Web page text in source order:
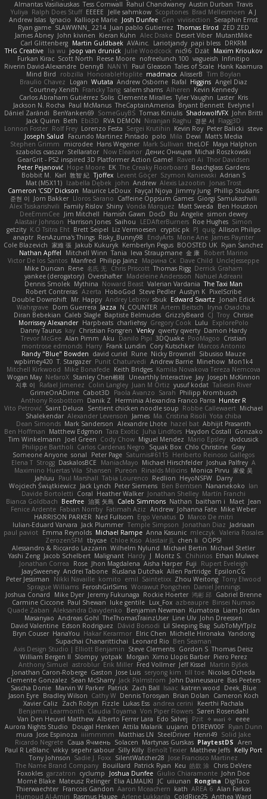
Almantas Vasiliauskas Tess Cornwall Rahul Chandwaney Austin Durban Travis
Yuliya Ralph Does Stuff EEEEE Jelle sahmkow Scopitones Brad Mellesmoen A J
Andrew Islas Ignacio Kalliope Marie Josh Dunfee Gen viviisection Seraphin Ernst
Ryan game SLAWWNN_ 2214 Juan pablo Gutierrez Thomas Elrod ZED ZED
James Abney John kivinen Kieran Kuhn Alec Drake Desert Viber MutantMike
Carl Glittenberg Martin Guldbaek AVAinc. Lariotjandy papi bless DRKRM
THG Creative lia wu joop van drunick Julie Woodcock nic96 Dzät Maxim Krioukov
Furkan Kirac Scott North Reese Moore nofreelunch 100 vagueish Infinitipo
Riverin David-Alexandre DennyB NAN YI Paul Gleason Tales of Scale Hank Kaamura
Mind Bird
robzilla HonorableHoplite madmacx AlisserB Tim Boylan
Braulio Chavez
Logan Wutata Andrew Osborne Rafal Higgins Angel Diaz
Courtney Xenith Francky Tang salem shams Alheren Kevin Kennedy
Carlos Abraham Gutiérrez Solis Clemente Miralles Tyler Vaughn Laster Kris
Jackson N. Rocha Paul McManus TheCaptainAmerica Bryant Bennett Evelyne I
Dániel Zarándi BenYanken69 SomeGuyBS Tomas Kiniulis ShadowolfVFX John Britti
Jack Quinn Beth Ebi3D RVA DEMON Niranjan Raghu 경문 서 Flagg3D
Lonnon Foster Rolf Frey Lorenzo Festa Sergei Krutihin Kevin Roy Peter Balicki steve
Joseph Salud
Facundo Martinez Pintado polo Mila Dewi
Matt's Media
Stephen Grimm
microdee Hans Wegener Mark Sullivan theLOF Maya Halphon
szabolcs csaszar Stellarator Now Eleanor Денис Оницев Michał Roszkowski
GearGrit - PS2 inspired 3D Platformer Action Game!
Raven Ai Thor Davidsen
Peter Pejanović Hope Moore EK The Creaky Floorboard Beachglass Gardens
Bobbit M. Karl 敦智 紀 Tjoffex Levent Göçer Szymon Kaniewski Adrian S
Mat (M5X11) Izabella Dębek john Andrew Alexis Lazootin
Jonas Trost
Cameron 'CSD' Dickson Maurice LeDoux Fayçal Njoya Jimmy Jung Phillip Studans
준현 이 Jorn Bakker Lloros Sarano Caffeine Oppsum Games Giorgi Samukashvili
Alex Tsiskarishvili
Family Rislov Shiny Vonda Marquez Matt Sweda
Ben Houston
DeeEmmCee Jim Mitchell Hamish Gawn DocD Bu Angelie simon dewey
Alastair Johnson Harrison Jones Saihou LEDAfterBurners Roe Hughes Simon
getzity K.O Tsitra Eht Brett Seipel Liz Vermoesen cryptic pk PJ quig Allison Philips
anaptr RenAzuma's Things Risky_Bunny98 EndyArts Mone Ane James Paynter
Cole Blazevich 家維 張 Jakub Kukuryk Kemberlyn Pegus BOOSTED UK Ryan Sanchez
Nathan Apffel
Mitchell Winn Tania Ieva Straupmane 金 康 Robert Marino
Victor De los Santos Manfred Philipp Jainz Марина Ск Dave Child UncleJesseppe
Mike Duncan Rene 名氏 无 Chris Priscott Thomas Rigg Derrick Graham
yankee (derogatory) Overshafter Madeleine Andersson Nahuel Adreani
Dennis Smolek Mythina Noward Beast Valerian Vardania The Taxi Man
Robert Contreras Azerta HoboGod Steve Pedler Austyn K PixelScribe
Double Downshift Mr. Happy Andrey Lebrov sbuk Edward Swartz
Jonah Edick
Wahrgrave Dom Guerrera Jazza N_COUNTER Artem Beitsch
Iryna Osadcha
Diran Bebekian Caleb Slagle Baptiste Belmudes GrizzlyBeard CJ Troy Chrisie
Morrissey Alexander Harpbeats charliehsy Gregory Cook Lulu
ExplorePolo
Danny Taurus kay Christian Forsgren Venky qwerty qwerty Damon Hardy
Trevor McGee Alan Pimm Aku Danilo Pipi 3DQuake PooMagoo Cristian
montrose edmonds Harry Frank Lundin Cory Kutschker Marcos Antonio
Randy "Blue" Bowden david curiel Rune Nicky Brownell Sibusiso Mauze
wpbirney420 T. Stargazer Punit Chaturvedi Andrew Barrie Minehow Mon1k4
Mitchell Kirkwood Mike Bonafede Keith Bridges Kamila Novakova Tereza Nemcova
Wogan May NefaroX Stanley Chen榕樹 Unearthly Interactive Jay Joseph McKinnon
지후 이
Rafael Jimenez Colin Langley Juan M Ortiz yusuf kodat Taliesin River
GrimeOnADime Cabot3D Paola Avanzo Sarah Philipp Krombusch
Anthony Rosbottom Danik Z Herminia Alexandra Franco Parra Hunter R
Vito Petrović Saint Deluca Sentient chicken noodle soup Robbe Callewaert Michael
Shalekendar Alexander Levenson James Ma. Cristina Risoli Yota chiba
Dean Simonds Mark Sanderson Alexandre Lhote hazel bat Abhijit Prasanth
Ben Hoffman Matthew Edgmon Tara Exotic Juha Lindfors Haydon Costall Gonzako
Tim Winkelmann
Joel Green Cody Chow Miguel Mendez Mario Epsley dvdcusick
Philippe Bartholi Carlos Cardenas Negro Squak Box Chlo Christine Gray
Someone Anyone sonal Peter Page Saturnis#6115 Heriberto Reinoso Gallegos
Elena T Strogg DaskalosBCE ManiacMayo Michael Hirschfelder Joshua Palfrey A
Maximino Huertas Vila Shansen Pureon Rinalds Miļicins Monica Pirvu 家俊 吴
Jahluu
Paul Marshall Tabia Lourenco Redlion HeyoNSFW Darry
Wojciech Świątkiewicz Jack Lynch Peter Siemens Ben Berntsen Nananekoko Ian
Davide Bortoletti Coral Heather Walker Jonathan Shelley Martín Franchi
Bianca Goldbach Beefree 治英 矢島 Caleb Simmons Nathan baitham i Maet Jean
Fenice Ardente Fabian Norrby Fatimah Aziz Andrew Johanna Fate Mike Weber
HARRISON PARKER Ned Fullsom Ergo Venatus D Marco De mitri
Iulian-Eduard Varvara Jack Plummer Temple Simpson Jonathan Diaz Jadriaan
paul paviot Emma Reynolds Michael Rampe Anna Kasunic mleczyk Valeria Rosales
ZerozenSFM tbycae Chloe Kiso Alastair JL chen li
OOPS!
Alessandro & Riccardo Lazzarin Wilhelm Nylund Michael Bertin Michael Stetler
Yashi Zeng Jacob Schelbert Malignant Hardy J Moritz S. Chihirios Ethan Mulwee
Jonathan Correa
Rose Jhon Magdalena Aisha Harper Fuji
Rupert Eveleigh
JaaySweeney Andrei Tabone Ruslana Dutchak Allen Partridge EpsilonCG
Peter Jessiman
Nikki Navaille komito emil Saintetixx Zhou Weitong Tony Elwood
Sprague Williams FeroshGirlSims Worawut Pongchen Daniel Jennings
Joshua Conard
Mike Dyer Jeremy Fukunaga Rockie Hoerter 鸿彬 邱 Gabriel Brenne
Carmine Ciccone Paul Shewan luke gentile Lux_Fox azbeaupre Binsei Numao
Quade Zaban Aleksandra Davydenko Benjamin Newman Kumatora Liam Jordan
Masanyao Andreas Gohl TheThomasTrainzUser Line Ulv John Dreessen
David Valentine Edson Rodriguez Dávid Borsodi Lil Sleeping Bag SubToMyYTplz
Bryn Couser HanaYou Hakar Kerarmor Elric Chen Michelle Hironaka Yandong
Supachai Chanarittichai
Leonard Rio Ben Seaman
Axis Design Studio | Elliott Benjamin Steve Clements Gordon S Thomas Deisz
William Bergen II Slompy yotpak Morgan Ximo Llopis Barber Piero Perez
Anthony Simuel astroblur Erik Miller Fred Vollmer Jeff Kissel
Martin Býšek
Jonathan Caron-Roberge Gaston Jose Luis seryong kim till toe Nicolas Ocheda
Clemente Gonzalez Sean McSharry Jack Palmstrom John Daineusaure Bas Peeters
Sascha Donie Marvin W Parker Patrick Zach Ball Isaac katren wood
Deek_Blue
Jason Eyre Bradley Wilson Cathy W Dennis Torosyan Brian Dolan
Cameron Koch
Xavier Caliz
Zach Robyn Fizzle Lukas Ess andrea cerini
Keerthi Pachala
Benjamin Learmonth Claudia Toyama Von Piper Flowers Søren Rosendahl
Van Den Heuvel Matthew Alberto Ferrer Lara Edo Salvej Pzit ✧ 𝔪𝔞𝔯𝔦 ✧ eeee
Aurora Nights Studio
Dougal Henken Attila Malarik uujann D1REW00F Ryan Dunn
mura Jose Espinoza iiiimmmm Matthias LN SteelDriver Henri49 Solid Jake
Ricardo Negrete Саша Ячмень Solacen Martynas Gurskas PlaytestDS Aren
Paul R LeBlanc vikky sepehr sabour Silly Killy Benoît Texier Matthew Jeffs Kelly Port
Tony Johnson Sadie J. Foxx SilentWatcher28 Jose Francisco Martinez
The Name Brand Company Bouillard Patrick Ryan Keu 皓欽 涂 Chris DeVere
Foxokles garzatron cyclump Joshua Dunfee Giulio Chiaramonte John Doe
Mornè Blake Mateusz Relinger Elia ALMALIKI JC uiiunan Rongina DigiTaco
Thierwaechter Francois Gandon Aaron Mceachern kath AREA 6 Alan Farkas
Humoud Al-Amiri Rasmus Hauge Arlene Lukkarila ColdRice25 Anthea Ward